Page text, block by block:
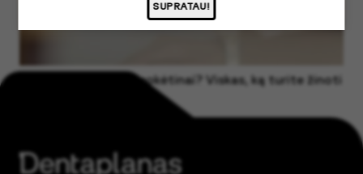
SUPRATAU!
Dantų taisymas išsimokėtinai? Viskas, ką turite žinoti